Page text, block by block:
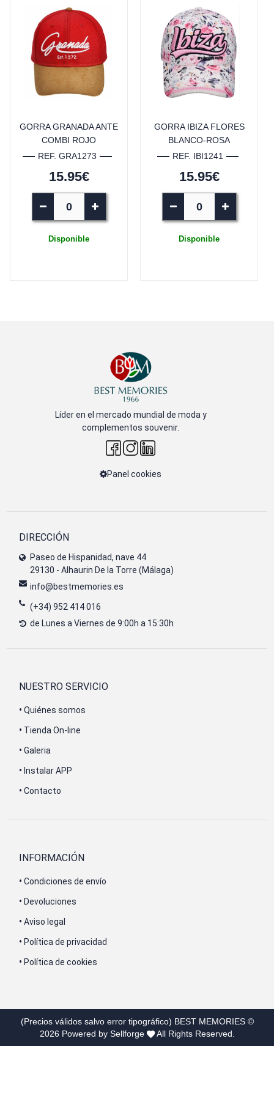
GORRA GRANADA ANTE
COMBI ROJO
REF. GRA1273
15.95€
Disponible
GORRA IBIZA FLORES
BLANCO-ROSA
REF. IBI1241
15.95€
Disponible
Líder en el mercado mundial de moda y
complementos souvenir.
Panel cookies
DIRECCIÓN
Paseo de Hispanidad, nave 44
29130 - Alhaurin De la Torre (Málaga)
info@bestmemories.es
(+34) 952 414 016
de Lunes a Viernes de 9:00h a 15:30h
NUESTRO SERVICIO
• Quiénes somos
• Tienda On-line
• Galeria
• Instalar APP
• Contacto
INFORMACIÓN
• Condiciones de envío
• Devoluciones
• Aviso legal
• Política de privacidad
• Política de cookies
(Precios válidos salvo error tipográfico) BEST MEMORIES©
2026 Powered by Sellforge All Rights Reserved.